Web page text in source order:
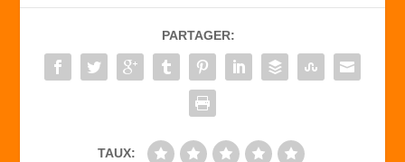
b
o
o
d
o
n
er
PARTAGER:
TAUX: